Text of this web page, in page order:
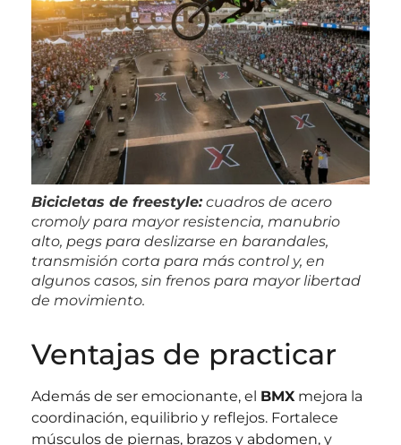
Bicicletas de freestyle:cuadros de acero
cromoly para mayor resistencia, manubrio
alto, pegs para deslizarse en barandales,
transmisión corta para más control y, en
algunos casos, sin frenos para mayor libertad
de movimiento.
Ventajas de practicar
Además de ser emocionante, el BMX mejora la
coordinación, equilibrio y reflejos. Fortalece
músculos de piernas, brazos y abdomen, y